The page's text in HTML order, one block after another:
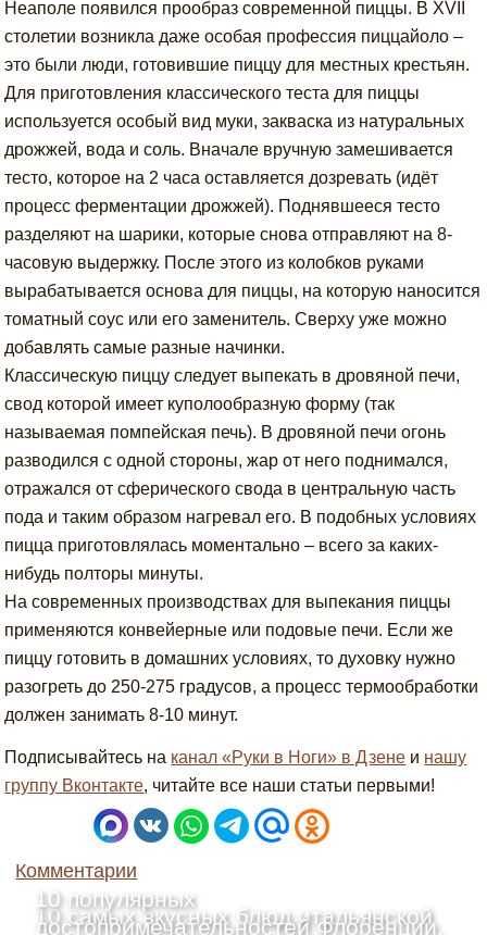
Неаполе появился прообраз современной пиццы. В XVII
столетии возникла даже особая профессия пиццайоло –
это были люди, готовившие пиццу для местных крестьян.
Для приготовления классического теста для пиццы
используется особый вид муки, закваска из натуральных
дрожжей, вода и соль. Вначале вручную замешивается
тесто, которое на 2 часа оставляется дозревать (идёт
процесс ферментации дрожжей). Поднявшееся тесто
разделяют на шарики, которые снова отправляют на 8-
часовую выдержку. После этого из колобков руками
вырабатывается основа для пиццы, на которую наносится
томатный соус или его заменитель. Сверху уже можно
добавлять самые разные начинки.
Классическую пиццу следует выпекать в дровяной печи,
свод которой имеет куполообразную форму (так
называемая помпейская печь). В дровяной печи огонь
разводился с одной стороны, жар от него поднимался,
отражался от сферического свода в центральную часть
пода и таким образом нагревал его. В подобных условиях
пицца приготовлялась моментально – всего за каких-
нибудь полторы минуты.
На современных производствах для выпекания пиццы
применяются конвейерные или подовые печи. Если же
пиццу готовить в домашних условиях, то духовку нужно
разогреть до 250-275 градусов, а процесс термообработки
должен занимать 8-10 минут.
Подписывайтесь на канал «Руки в Ноги» в Дзене и нашу
группу Вконтакте, читайте все наши статьи первыми!
Комментарии
10 самых вкусных блюд итальянской
10 популярных
достопримечательностей Флоренции,